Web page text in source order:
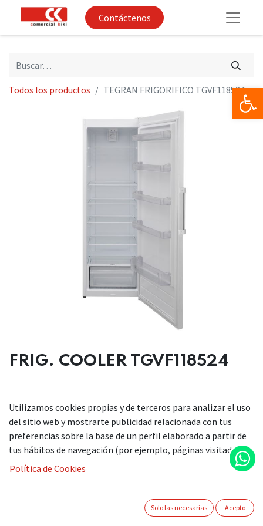
Contáctenos
Todos los productos TEGRAN FRIGORIFICO TGVF118524
FRIG. COOLER TGVF118524
DESCRIPCIÓN
Frigorífico cooler 1 puerta
Color: Blanco
Medidas alto/ancho/fondo 185.5x59.5x63.3
Clasificación energética: E
Volumen refrigerador (bruto/neto): 353/349
Utilizamos cookies propias y de terceros para analizar el uso
del sitio web y mostrarte publicidad relacionada con tus
preferencias sobre la base de un perfil elaborado a partir de
tus hábitos de navegación (por ejemplo, páginas visitadas).
Política de Cookies
Solo las necesarias Acepto